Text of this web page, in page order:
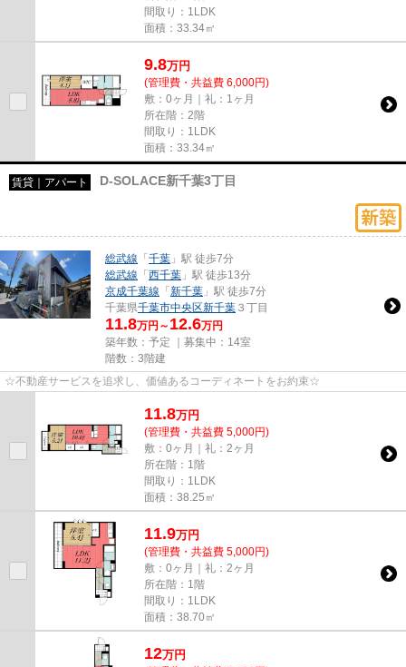
間取り：1LDK
面積：33.34㎡
9.8万円
(管理費・共益費 6,000円)
敷：0ヶ月｜礼：1ヶ月
所在階：2階
間取り：1LDK
面積：33.34㎡
賃貸｜アパート D-SOLACE新千葉3丁目
総武線 「千葉 」駅 徒歩7分
総武線 「西千葉 」駅 徒歩13分
京成千葉線 「新千葉 」駅 徒歩7分
千葉県千葉市中央区新千葉 ３丁目
11.8万円～ 12.6万円
築年数：予定 ｜募集中： 14室
階数：3階建
☆不動産サービスを追求し、価値あるコーディネートをお約束☆
11.8万円
(管理費・共益費 5,000円)
敷：0ヶ月｜礼：2ヶ月
所在階：1階
間取り：1LDK
面積：38.25㎡
11.9万円
(管理費・共益費 5,000円)
敷：0ヶ月｜礼：2ヶ月
所在階：1階
間取り：1LDK
面積：38.70㎡
12万円